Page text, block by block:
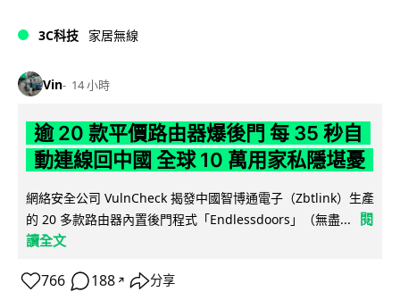
3C科技 家居無線
Vin 14 小時
逾 20 款平價路由器爆後門 每 35 秒自
動連線回中國 全球 10 萬用家私隱堪憂
網絡安全公司 VulnCheck 揭發中國智博通電子（Zbtlink）生產
的 20 多款路由器內置後門程式「Endlessdoors」（無盡...
閱
讀全文
766 188 ↗ 分享